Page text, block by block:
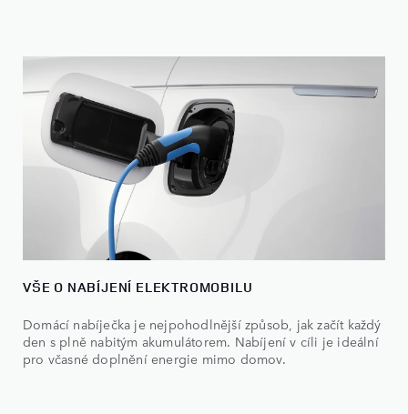
VŠE O NABÍJENÍ ELEKTROMOBILU
Domácí nabíječka je nejpohodlnější způsob, jak začít každý
den s plně nabitým akumulátorem. Nabíjení v cíli je ideální
pro včasné doplnění energie mimo domov.